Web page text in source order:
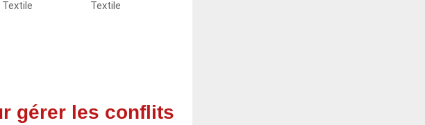
gérer les conflits